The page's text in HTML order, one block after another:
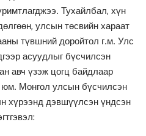
Тухайлбал, хүн
улсын төсвийн хараат
түвшний доройтол г.м. Улс
асуудлыг бүсчилсэн
авч үзэж цогц байдлаар
Монгол улсын бүсчилсэн
хүрээнд дэвшүүлсэн үндсэн